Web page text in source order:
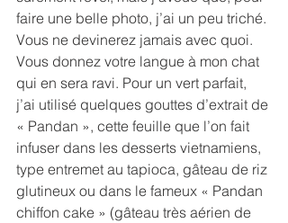
faire une belle photo, j’ai un peu triché.
Vous ne devinerez jamais avec quoi.
Vous donnez votre langue à mon chat
qui en sera ravi. Pour un vert parfait,
j’ai utilisé quelques gouttes d’extrait de
« Pandan », cette feuille que l’on fait
infuser dans les desserts vietnamiens,
type entremet au tapioca, gâteau de riz
glutineux ou dans le fameux « Pandan
chiffon cake » (gâteau très aérien de